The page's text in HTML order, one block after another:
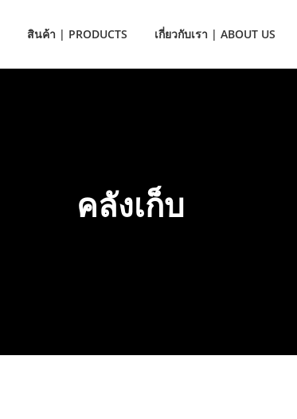
สินค้า | PRODUCTS เกี่ยวกับเรา | ABOUT US
คลังเก็บ